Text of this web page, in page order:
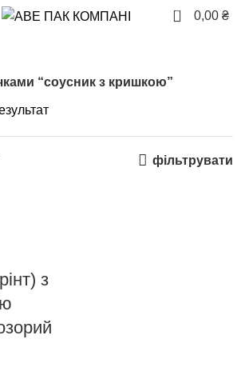
0 0,00 ₴
“соусник з кришкою”
фільтрувати
з